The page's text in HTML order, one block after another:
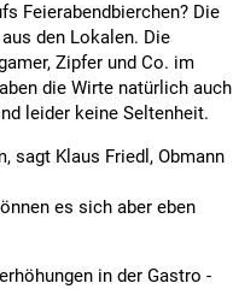
Feierabendbierchen? Die
den Lokalen. Die
Zipfer und Co. im
die Wirte natürlich auch
leider keine Seltenheit.
sagt Klaus Friedl, Obmann
es sich aber eben
in der Gastro -